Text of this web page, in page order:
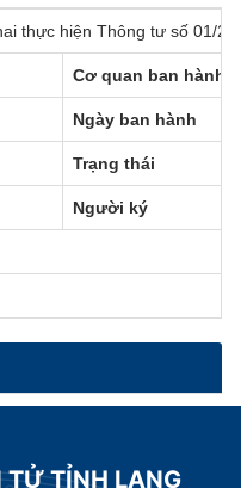
thực hiện Thông tư số 01/
Cơ quan ban hành
Ngày ban hành
Trạng thái
Người ký
TỬ TỈNH LẠNG